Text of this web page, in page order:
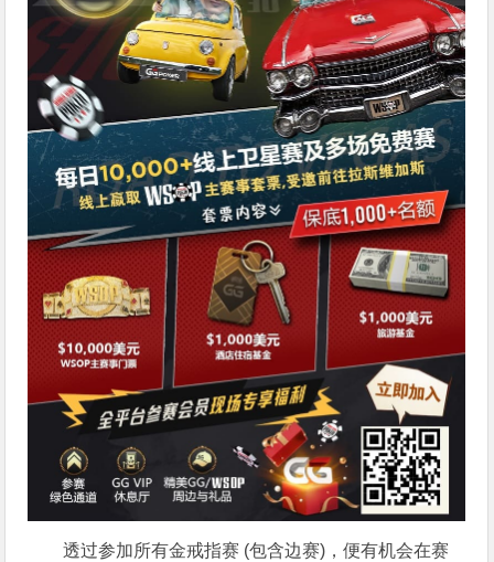
透过参加所有金戒指赛 (包含边赛)，便有机会在赛